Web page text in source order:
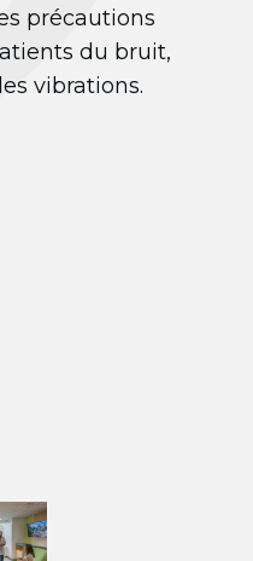
précautions
du bruit,
vibrations.